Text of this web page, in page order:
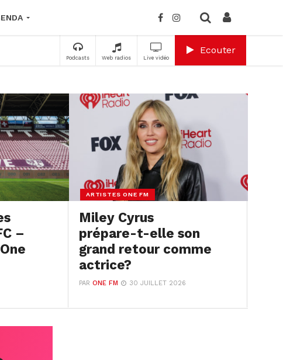
Podcasts Web radios Live vidéo
Ecouter
–
ARTISTES ONE FM
Miley Cyrus
prépare-t-elle son
grand retour comme
actrice?
PARONE FM 30 JUILLET 2026